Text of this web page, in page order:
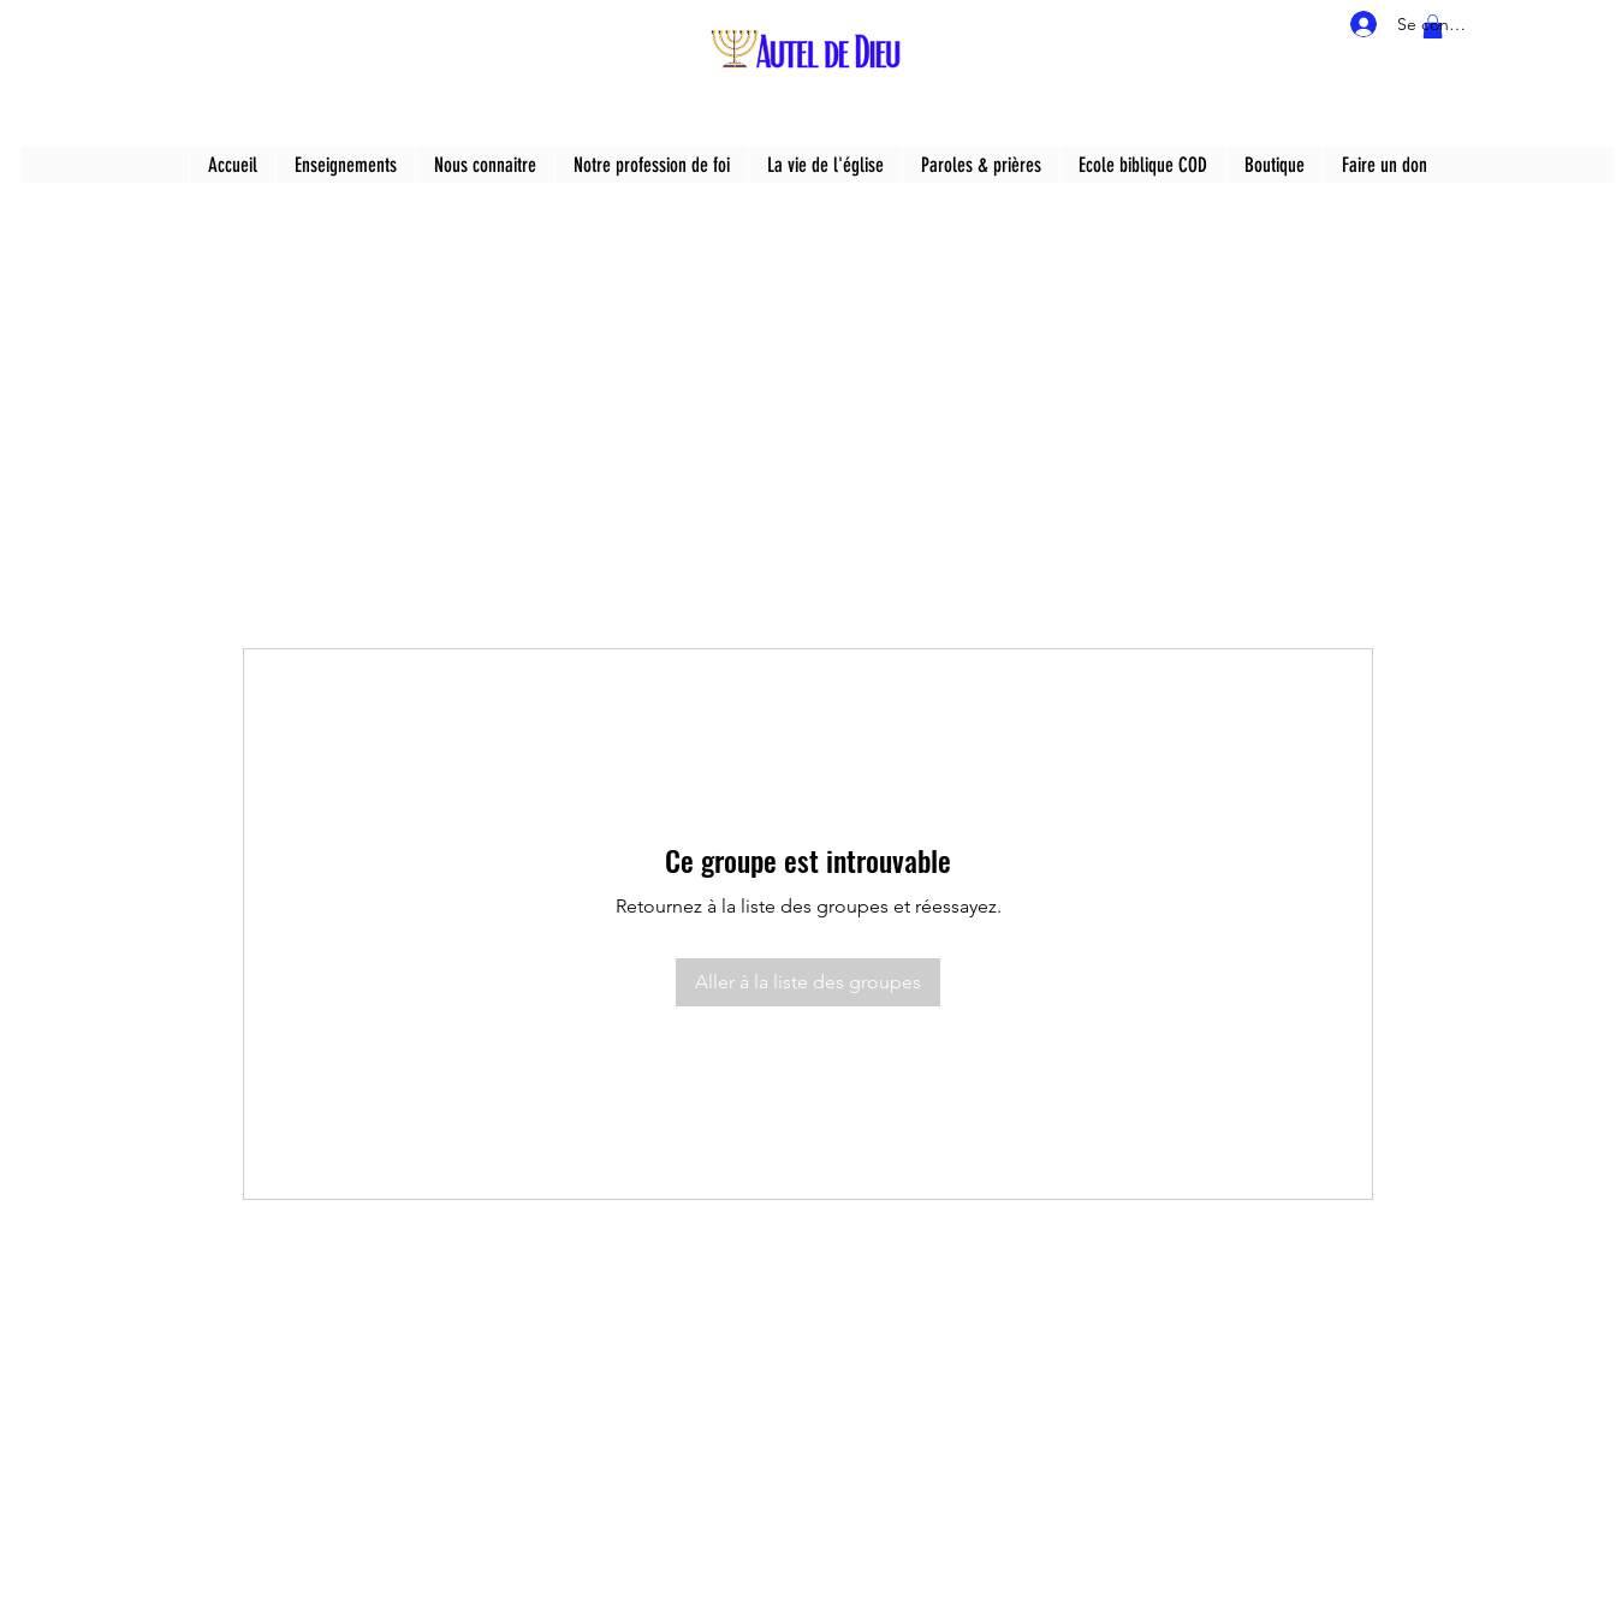
Se connecter
Accueil Enseignements Nous connaitre Notre profession de foi La vie de l'église Paroles & prières Ecole biblique COD Boutique Faire un don
Ce groupe est introuvable
Retournez à la liste des groupes et réessayez.
Aller à la liste des groupes